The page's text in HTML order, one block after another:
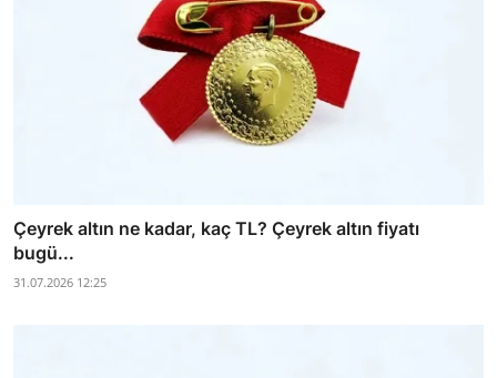
Çeyrek altın ne kadar, kaç TL? Çeyrek altın fiyatı
bugü...
31.07.2026 12:25